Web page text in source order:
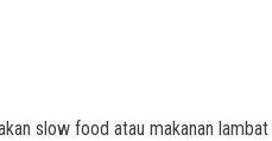
slow food atau makanan